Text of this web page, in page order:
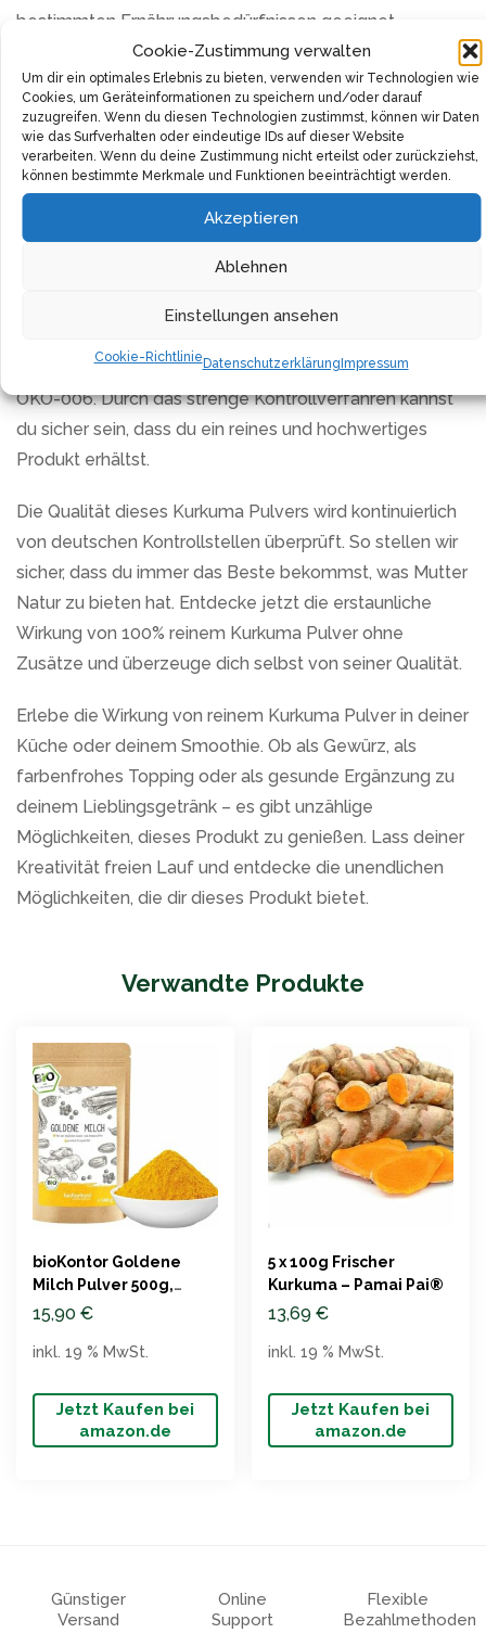
Cookie-Zustimmung verwalten
Um dir ein optimales Erlebnis zu bieten, verwenden wir Technologien wie
Cookies, um Geräteinformationen zu speichern und/oder darauf
zuzugreifen. Wenn du diesen Technologien zustimmst, können wir Daten
wie das Surfverhalten oder eindeutige IDs auf dieser Website
verarbeiten. Wenn du deine Zustimmung nicht erteilst oder zurückziehst,
können bestimmte Merkmale und Funktionen beeinträchtigt werden.
Akzeptieren
Ablehnen
Einstellungen ansehen
Cookie-RichtlinieDatenschutzerklärung Impressum
bestimmten Ernährungsbedürfnissen geeignet.
Kurkuma ist mehr als nur ein Gewürz. Es ist reich an
Nährstoffen und gesunden Stoffen. Ein Löffel dieses
Kurkuma Pulvers in deinem Smoothie oder deinem
Curry kann dazu beitragen, deinem Körper das zu
geben, was er braucht. Und das Beste ist, dass es nicht
nur gut für dich ist, sondern auch hervorragend
Aber nicht nur die Inhaltsstoffe machen dieses Produkt
Anbau und trägt das Zertifikat der BIO Kontrollstelle DE-
ÖKO-006. Durch das strenge Kontrollverfahren kannst
du sicher sein, dass du ein reines und hochwertiges
Produkt erhältst.
Die Qualität dieses Kurkuma Pulvers wird kontinuierlich
von deutschen Kontrollstellen überprüft. So stellen wir
sicher, dass du immer das Beste bekommst, was Mutter
Natur zu bieten hat. Entdecke jetzt die erstaunliche
Wirkung von 100% reinem Kurkuma Pulver ohne
Zusätze und überzeuge dich selbst von seiner Qualität.
Erlebe die Wirkung von reinem Kurkuma Pulver in deiner
Küche oder deinem Smoothie. Ob als Gewürz, als
farbenfrohes Topping oder als gesunde Ergänzung zu
deinem Lieblingsgetränk – es gibt unzählige
Möglichkeiten, dieses Produkt zu genießen. Lass deiner
Kreativität freien Lauf und entdecke die unendlichen
Möglichkeiten, die dir dieses Produkt bietet.
Verwandte Produkte
bioKontor Goldene
Milch Pulver 500g,
natürlich und
15,90 €
Jetzt Kaufen bei
amazon.de
inkl. 19 % MwSt.
5 x 100g Frischer
Kurkuma – Pamai Pai®
13,69 €
Jetzt Kaufen bei
amazon.de
inkl. 19 % MwSt.
Günstiger
Versand
Online
Support
Flexible
Bezahlmethoden